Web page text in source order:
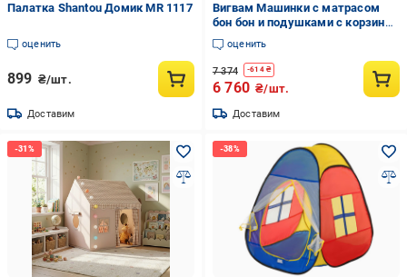
Палатка Shantou Домик MR 1117
оценить
899 ₴/шт.
Доставим
Вигвам Машинки с матрасом
бон бон и подушками с корзиной
для белья
оценить
7 374 -614₴
6 760 ₴/шт.
Доставим